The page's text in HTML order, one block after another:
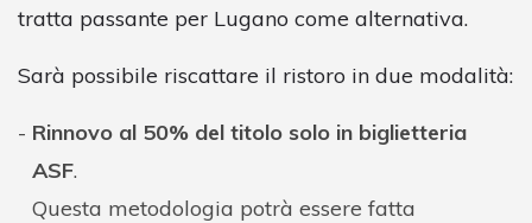
tratta passante per Lugano come alternativa.
Sarà possibile riscattare il ristoro in due modalità:
Rinnovo al 50% del titolo solo in biglietteria
ASF.
Questa metodologia potrà essere fatta